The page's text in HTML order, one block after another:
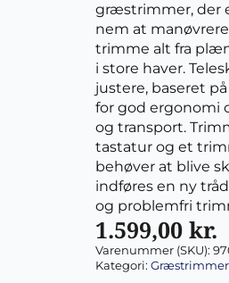
græstrimmer, der
nem at
trimme alt fra
i store haver.
justere, baseret
for god ergonomi
og transport.
tastatur og et
behøver at blive
indføres en ny
og problemfri
1.599,00 kr.
Varenummer (SKU):
Kategori: